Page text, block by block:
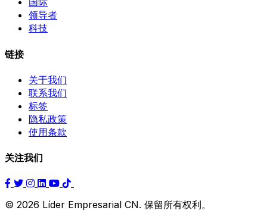
领导者
科技
链接
关于我们
联系我们
标签
隐私政策
使用条款
关注我们
© 2026 Líder Empresarial CN. 保留所有权利。